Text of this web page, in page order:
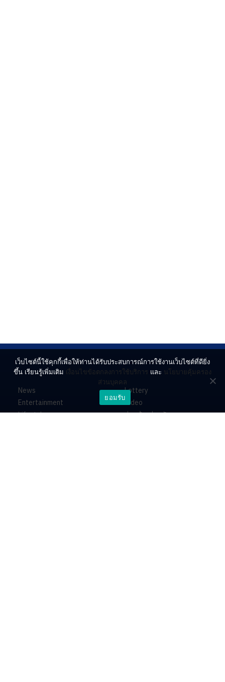
News
Entertainment
Lifestyle
Lottery
Video
ร่วมด้วยช่วยกัน
เว็บไซต์นี้ใช้คุกกี้เพื่อให้ท่านได้รับประสบการณ์การใช้งานเว็บไซต์ที่ดียิ่ง
ขึ้น เรียนรู้เพิ่มเติม เงื่อนไขข้อตกลงการใช้บริการ และ นโยบายคุ้มครอง
ส่วนบุคคล
ยอมรับ